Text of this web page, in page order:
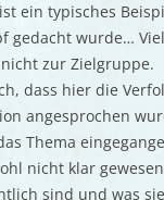
ein typisches
gedacht wurde…
zur Zielgruppe.
dass hier die
angesprochen
Thema
nicht klar
sind und was